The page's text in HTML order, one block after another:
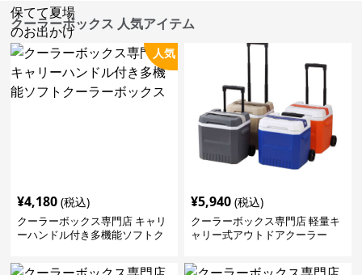
クーラーボックス 人気アイテム
人気
¥4,180 (税込)
クーラーボックス専門店 キャリ
ーハンドル付き多機能ソフトク
¥5,940 (税込)
クーラーボックス専門店 軽量キ
ャリー式アウトドアクーラー